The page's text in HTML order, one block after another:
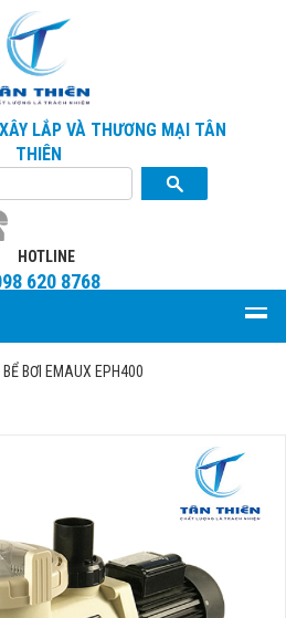
LẮP VÀ THƯƠNG MẠI TÂN
THIÊN
HOTLINE
620 8768
BỂ BƠI EMAUX EPH400